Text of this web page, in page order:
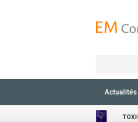
Actualités